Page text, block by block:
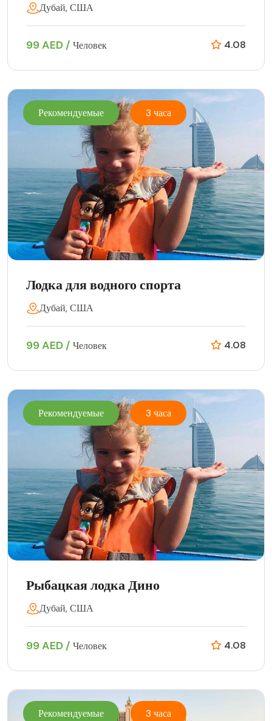
Дубай, США
99 AED / Человек 4.08
Рекомендуемые 3 часа
Лодка для водного спорта
Дубай, США
99 AED / Человек 4.08
Рекомендуемые 3 часа
Рыбацкая лодка Дино
Дубай, США
99 AED / Человек 4.08
Рекомендуемые 3 часа